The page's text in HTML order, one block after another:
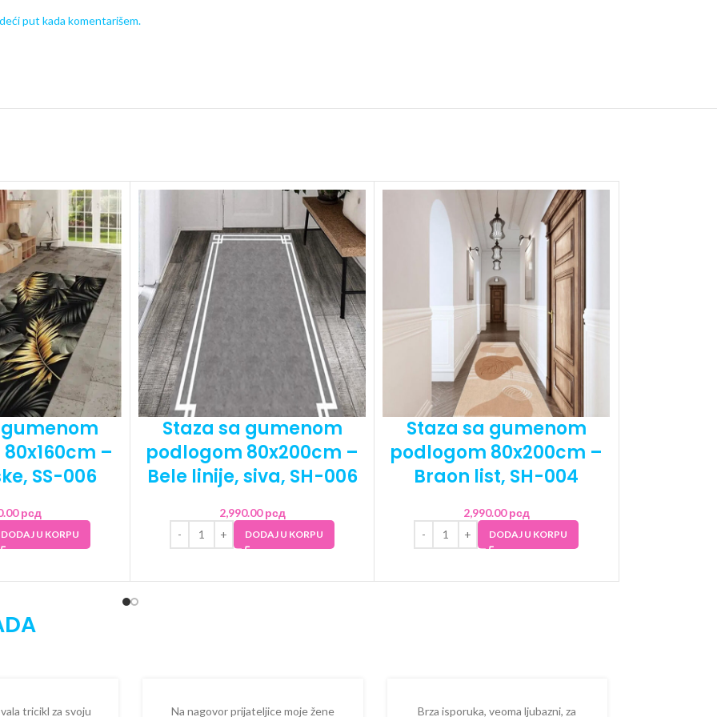
put kada komentarišem.
–
SS-006
рсд
DODAJ U KORPU
Staza sa gumenom
podlogom 80x200cm –
Bele linije, siva, SH-006
2,990.00рсд
DODAJ U KORPU
Staza sa gumenom
podlogom 80x200cm –
Braon list, SH-004
2,990.00рсд
DODAJ U KORPU
tricikl za svoju
Na nagovor prijateljice moje žene
Brza isporuka, veoma ljubazni, za